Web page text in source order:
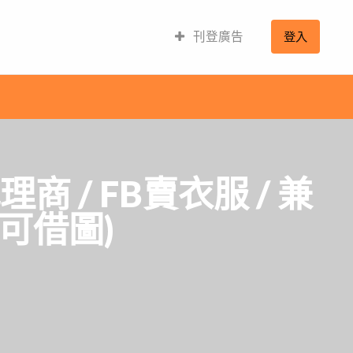
刊登廣告 登入
商 / FB賣衣服 / 兼
借圖)